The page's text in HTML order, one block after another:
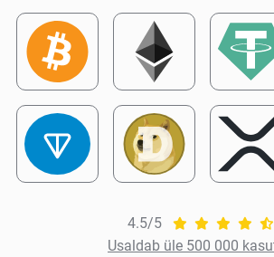
4.5/5
Usaldab üle 500 000